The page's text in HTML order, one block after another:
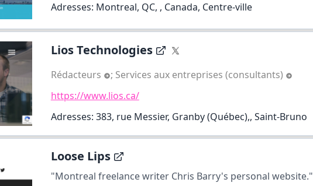
Adresses: Montreal, QC, , Canada, Centre-ville
Lios Technologies
Rédacteurs ; Services aux entreprises (consultants)
https://www.lios.ca/
Adresses: 383, rue Messier, Granby (Québec),, Saint-Bruno
Loose Lips
"Montreal freelance writer Chris Barry's personal website."